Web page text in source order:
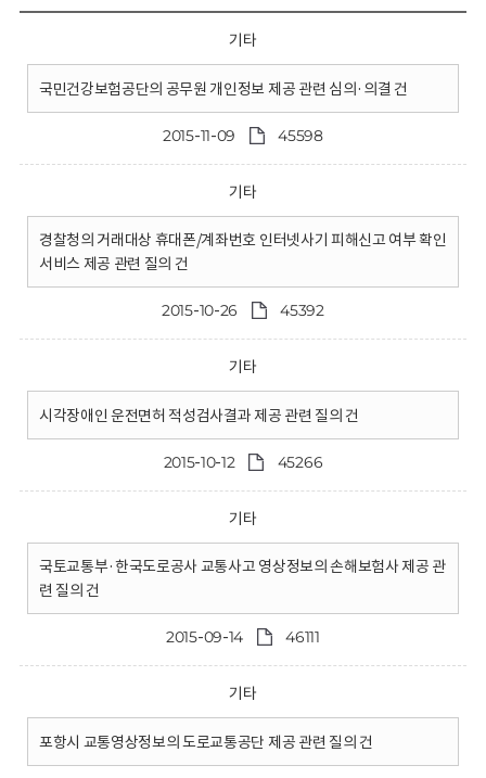
기타
국민건강보험공단의 공무원 개인정보 제공 관련 심의·의결 건
2015-11-09 45598
기타
경찰청의 거래대상 휴대폰/계좌번호 인터넷사기 피해신고 여부 확인
서비스 제공 관련 질의 건
2015-10-26 45392
기타
시각장애인 운전면허 적성검사결과 제공 관련 질의 건
2015-10-12 45266
기타
국토교통부·한국도로공사 교통사고 영상정보의 손해보험사 제공 관
련 질의 건
2015-09-14 46111
기타
포항시 교통영상정보의 도로교통공단 제공 관련 질의 건